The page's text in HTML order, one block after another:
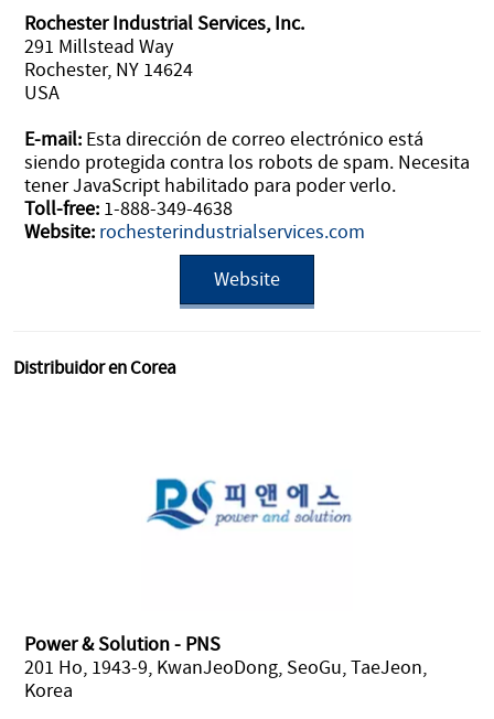
Rochester Industrial Services, Inc.
291 Millstead Way
Rochester, NY 14624
USA
E-mail: Esta dirección de correo electrónico está
siendo protegida contra los robots de spam. Necesita
tener JavaScript habilitado para poder verlo.
Toll-free: 1-888-349-4638
Website: rochesterindustrialservices.com
Website
Distribuidor en Corea
Power & Solution - PNS
201 Ho, 1943-9, KwanJeoDong, SeoGu, TaeJeon,
Korea